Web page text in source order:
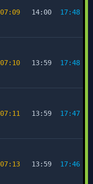
07:09 14:00 17:48
07:10 13:59 17:48
07:11 13:59 17:47
07:13 13:59 17:46